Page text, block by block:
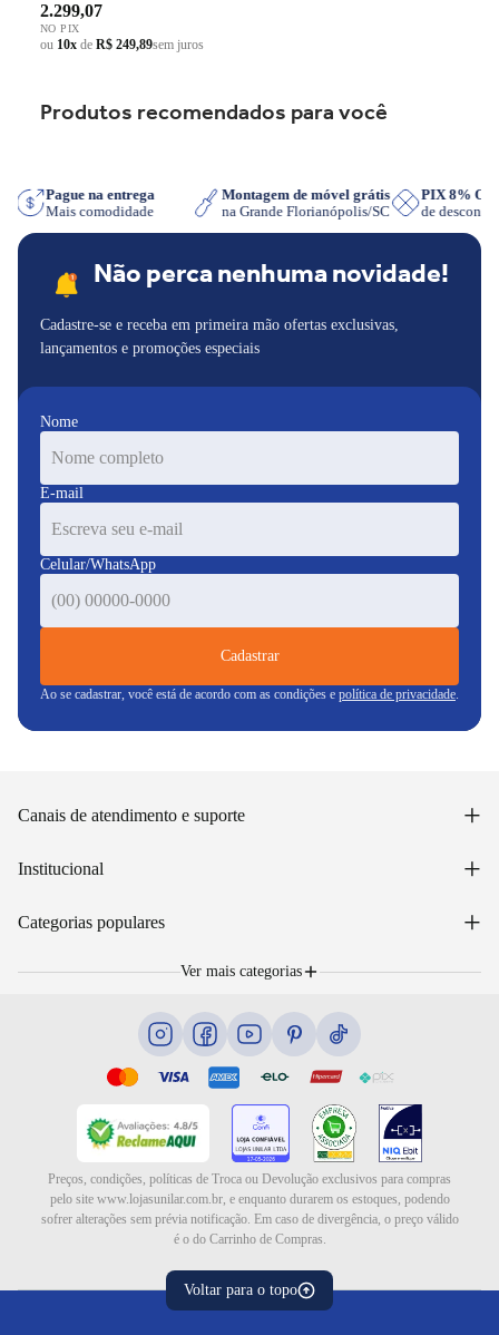
2.299,07
NO PIX
ou 10x de R$ 249,89sem juros
Produtos recomendados para você
Pague na entrega
Mais comodidade
Montagem de móvel grátis
na Grande Florianópolis/SC
PIX 8%
de
Não perca nenhuma novidade!
Cadastre-se e receba em primeira mão ofertas exclusivas,
lançamentos e promoções especiais
Nome
E-mail
Celular/WhatsApp
Cadastrar
Ao se cadastrar, você está de acordo com as condições e política de privacidade.
Canais de atendimento e suporte +
Acompanhar pedido
Email: sac@lojasunilar.com.br
Institucional +
Política de entregas
Portal de Vagas
Categorias populares +
Ver mais categorias
Preços, condições, políticas de Troca ou Devolução exclusivos para compras
pelo site www.lojasunilar.com.br, e enquanto durarem os estoques, podendo
sofrer alterações sem prévia notificação. Em caso de divergência, o preço válido
é o do Carrinho de Compras.
Voltar para o topo